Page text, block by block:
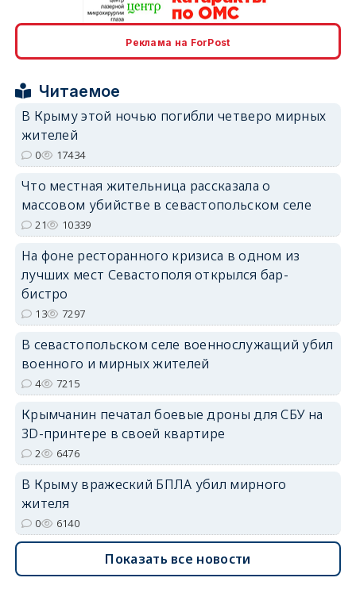
erid: 2SDnjdvhGXG
Реклама на ForPost
Читаемое
В Крыму этой ночью погибли четверо мирных
жителей
0 17434
Что местная жительница рассказала о
массовом убийстве в севастопольском селе
21 10339
На фоне ресторанного кризиса в одном из
лучших мест Севастополя открылся бар-
бистро
13 7297
В севастопольском селе военнослужащий убил
военного и мирных жителей
4 7215
Крымчанин печатал боевые дроны для СБУ на
3D-принтере в своей квартире
2 6476
В Крыму вражеский БПЛА убил мирного
жителя
0 6140
Показать все новости